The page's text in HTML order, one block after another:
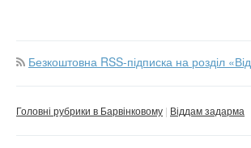
Безкоштовна RSS-підписка на розділ
Головні рубрики в Барвінковому Віддам задарма